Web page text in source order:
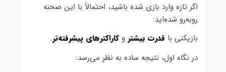
اگر تازه وارد بازی شده باشید، احتمالاً با این صحنه
روبه‌رو شده‌اید:
بازیکنی با قدرت بیشتر و کاراکترهای پیشرفته‌تر.
در نگاه اول، نتیجه ساده به نظر می‌رسد: